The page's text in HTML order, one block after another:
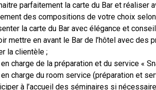
parfaitement la carte du Bar et
des compositions de votre choix
la carte du Bar avec élégance et
mettre en avant le Bar de l’hôtel avec
la clientèle ;
charge de la préparation et du service «
en charge du room service (préparation et
à l’accueil des séminaires si